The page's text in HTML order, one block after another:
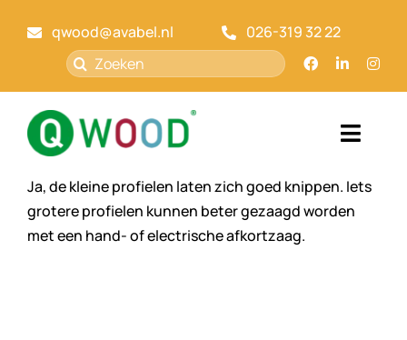
naar
qwood@avabel.nl
026-319 32 22
Zoeken
Home
Ja, de kleine profielen laten zich goed knippen. Iets
grotere profielen kunnen beter gezaagd worden
met een hand- of electrische afkortzaag.